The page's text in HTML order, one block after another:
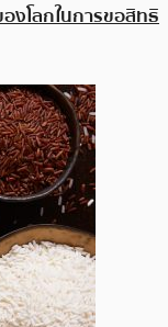
งโลกในการขอสิทธิ